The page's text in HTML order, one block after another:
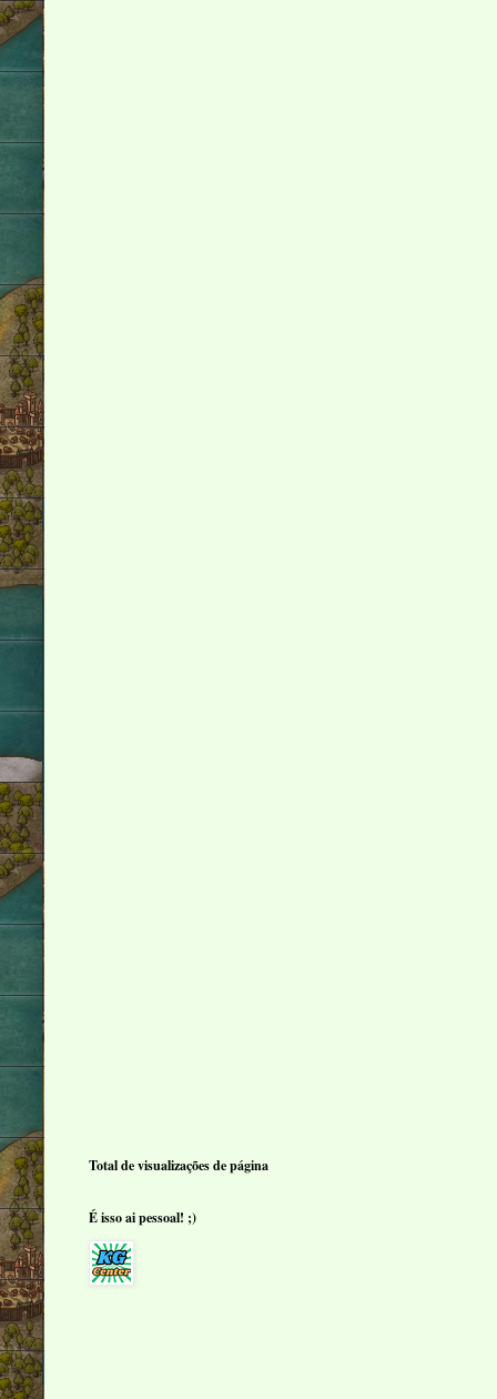
Total de visualizações de página
É isso ai pessoal! ;)